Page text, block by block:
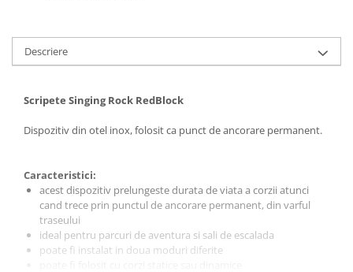
Descriere
Scripete Singing Rock RedBlock
Dispozitiv din otel inox, folosit ca punct de ancorare permanent.
Caracteristici:
acest dispozitiv prelungeste durata de viata a corzii atunci
cand trece prin punctul de ancorare permanent, din varful
traseului
ideal pentru parcuri de aventura si sali de escalada
poate fi instalat in doua moduri diferite